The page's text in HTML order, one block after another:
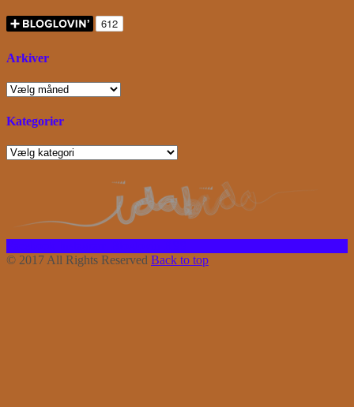
Arkiver
Arkiver
Kategorier
Kategorier
© 2017 All Rights Reserved Back to top